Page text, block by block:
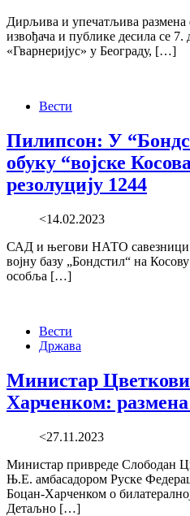
Дирљива и упечатљива размена
извођача и публике десила се
«Гварнеријус» у Београду, […]
Вести
Пилипсон: У
обуку “војске
резолуцију 1244
<14.02.2023
САД и његови НАТО савезници
војну базу „Бондстил“ на
особља […]
Вести
Држава
Министар
Харченком:
<27.11.2023
Министар привреде Слободан
Њ.Е. амбасадором Руске
Боцан-Харченком о
Детаљно […]